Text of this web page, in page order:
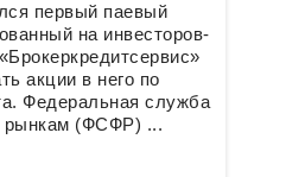
первый паевый
на инвесторов-
акции в него по
Федеральная служба
рынкам (ФСФР) ...